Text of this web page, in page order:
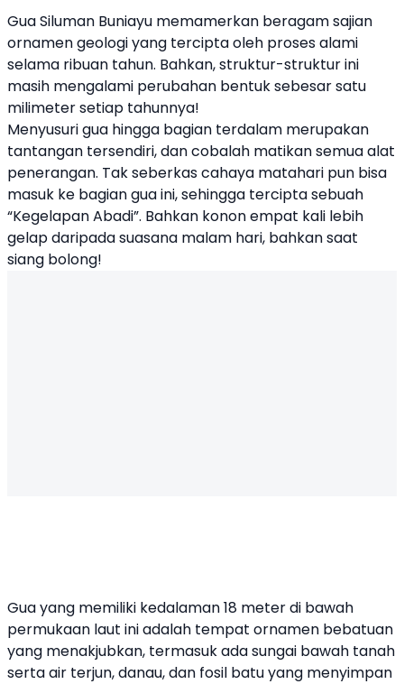
Gua Siluman Buniayu memamerkan beragam sajian
ornamen geologi yang tercipta oleh proses alami
selama ribuan tahun. Bahkan, struktur-struktur ini
masih mengalami perubahan bentuk sebesar satu
milimeter setiap tahunnya!
Menyusuri gua hingga bagian terdalam merupakan
tantangan tersendiri, dan cobalah matikan semua alat
penerangan. Tak seberkas cahaya matahari pun bisa
masuk ke bagian gua ini, sehingga tercipta sebuah
“Kegelapan Abadi”. Bahkan konon empat kali lebih
gelap daripada suasana malam hari, bahkan saat
siang bolong!
Gua yang memiliki kedalaman 18 meter di bawah
permukaan laut ini adalah tempat ornamen bebatuan
yang menakjubkan, termasuk ada sungai bawah tanah
serta air terjun, danau, dan fosil batu yang menyimpan